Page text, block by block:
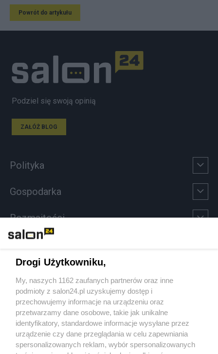
Powrót do artykułu
Podziel się swoją opinią
ZAŁÓŻ BLOG
Polityka
Gospodarka
Rozmaitości
Sport
Społeczeństwo
Kultura
Drogi Użytkowniku,
My, naszych 1162 zaufanych partnerów oraz inne
podmioty z salon24.pl uzyskujemy dostęp i
przechowujemy informacje na urządzeniu oraz
przetwarzamy dane osobowe, takie jak unikalne
identyfikatory, standardowe informacje wysyłane przez
urządzenie czy dane przeglądania w celu zapewniania
spersonalizowanych reklam, wybór spersonalizowanych